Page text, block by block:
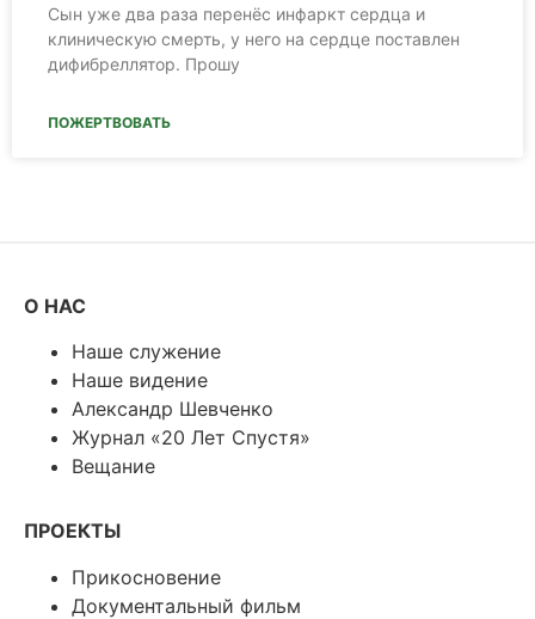
Сын уже два раза перенёс инфаркт сердца и
клиническую смерть, у него на сердце поставлен
дифибреллятор. Прошу
ПОЖЕРТВОВАТЬ
О НАС
Наше служение
Наше видение
Александр Шевченко
Журнал «20 Лет Спустя»
Вещание
ПРОЕКТЫ
Прикосновение
Документальный фильм